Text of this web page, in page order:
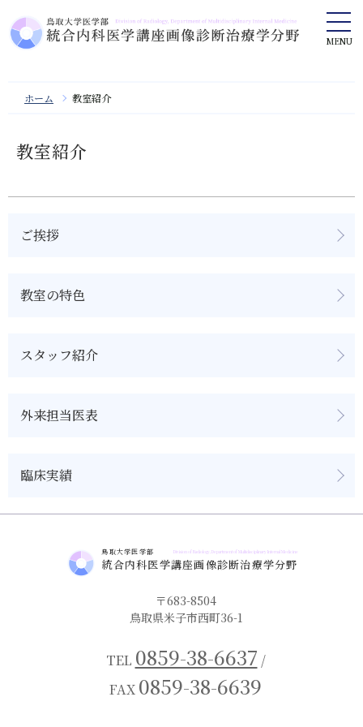
教室紹介
研究・研修報告
リンク
サイトマップ
ホーム 教室紹介
教室紹介
ご挨拶
教室の特色
スタッフ紹介
外来担当医表
臨床実績
鳥取大学医学部
統合内科医学講座画像診断治療学分野
Division of Radiology, Department of Multidisciplinary Internal Medicine
〒683-8504
鳥取県米子市西町36-1
TEL 0859-38-6637 /
FAX 0859-38-6639